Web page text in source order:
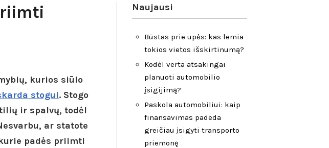
kurios siūlo
stogui. Stogo
ir spalvų, todėl
ar statote
padės priimti
Naujausi
Būstas prie upės: kas lemia
tokios vietos išskirtinumą?
Kodėl verta atsakingai
planuoti automobilio
įsigijimą?
Paskola automobiliui: kaip
finansavimas padeda
greičiau įsigyti transporto
priemonę